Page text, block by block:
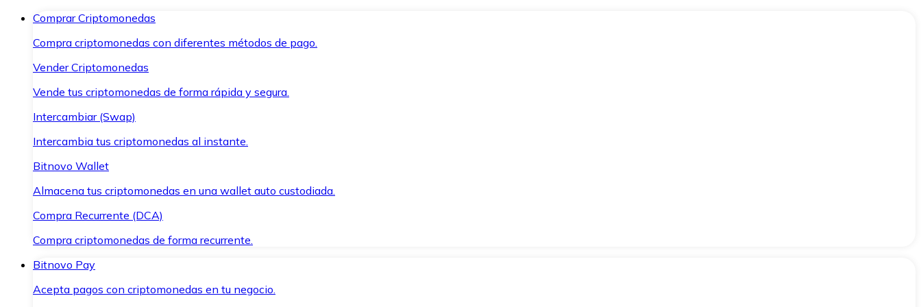
Comprar Criptomonedas
Compra criptomonedas con diferentes métodos de pago.
Vender Criptomonedas
Vende tus criptomonedas de forma rápida y segura.
Intercambiar (Swap)
Intercambia tus criptomonedas al instante.
Bitnovo Wallet
Almacena tus criptomonedas en una wallet auto custodiada.
Compra Recurrente (DCA)
Compra criptomonedas de forma recurrente.
Bitnovo Pay
Acepta pagos con criptomonedas en tu negocio.